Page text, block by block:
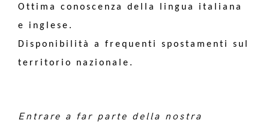
Ottima conoscenza della lingua italiana
e inglese.
Disponibilità a frequenti spostamenti sul
territorio nazionale.
Entrare a far parte della nostra